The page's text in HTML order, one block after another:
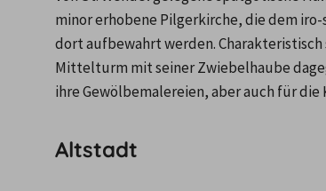
minor erhobene Pilgerkirche, die dem
dort aufbewahrt werden.
Mittelturm mit seiner Zwiebelhaube
ihre Gewölbemalereien, aber auch für
Altstadt